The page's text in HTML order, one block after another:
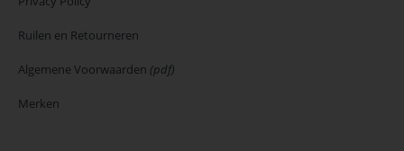
Ruilen en Retourneren
Algemene Voorwaarden (pdf)
Merken